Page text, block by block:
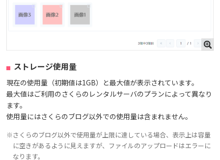
ストレージ使用量
現在の使用量（初期値は1GB）と最大値が表示されています。
最大値はご利用のさくらのレンタルサーバのプランによって異なり
ます。
使用量にはさくらのブログ以外での使用量は含まれません。
※さくらのブログ以外で使用量が上限に達している場合、表示上は容量
に空きがあるように見えますが、ファイルのアップロードはエラーに
なります。